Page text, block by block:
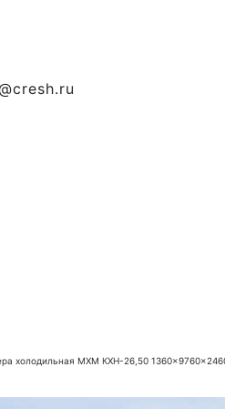
холодильная МХМ КХН-26,50